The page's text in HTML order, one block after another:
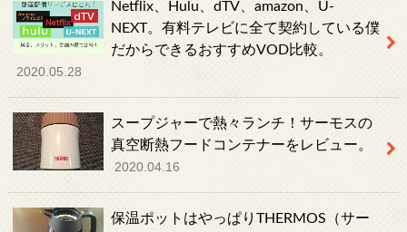
Netflix、Hulu、dTV、amazon、U-
NEXT。有料テレビに全て契約している僕
だからできるおすすめVOD比較。
2020.05.28
スープジャーで熱々ランチ！サーモスの
真空断熱フードコンテナーをレビュー。
2020.04.16
保温ポットはやっぱりTHERMOS（サー